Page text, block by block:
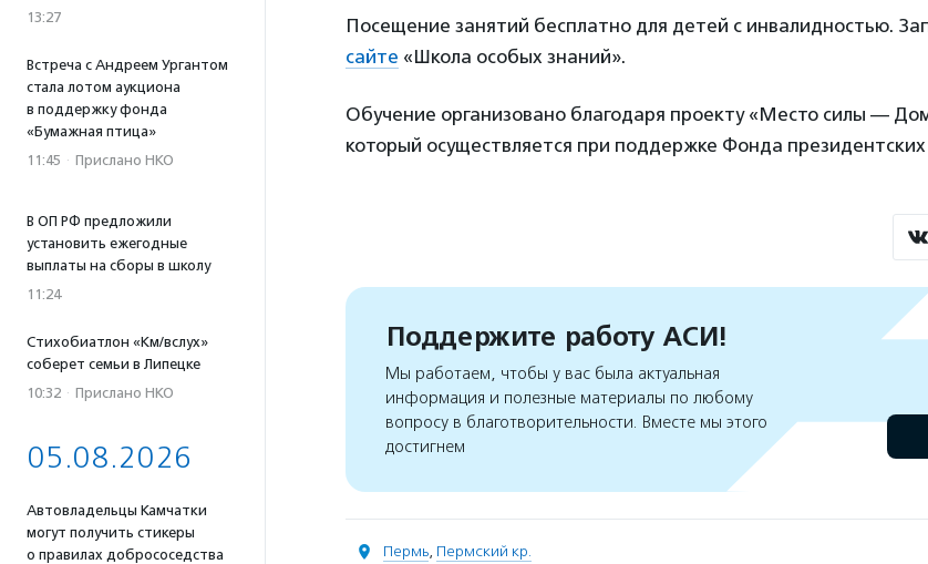
13:27
Встреча с Андреем Ургантом
стала лотом аукциона
в поддержку фонда
«Бумажная птица»
11:45 · Прислано НКО
В ОП РФ предложили
установить ежегодные
выплаты на сборы в школу
11:24
Стихобиатлон «Км/вслух»
соберет семьи в Липецке
10:32 · Прислано НКО
05.08.2026
Автовладельцы Камчатки
могут получить стикеры
о правилах добрососедства
Посещение занятий бесплатно для детей с инвалидностью.
сайте «Школа особых знаний».
Обучение организовано благодаря проекту «Место силы —
который осуществляется при поддержке Фонда президентских
Поддержите работу АСИ!
Мы работаем, чтобы у вас была актуальная
информация и полезные материалы по любому
вопросу в благотворительности. Вместе мы этого
достигнем
Пермь, Пермский кр.